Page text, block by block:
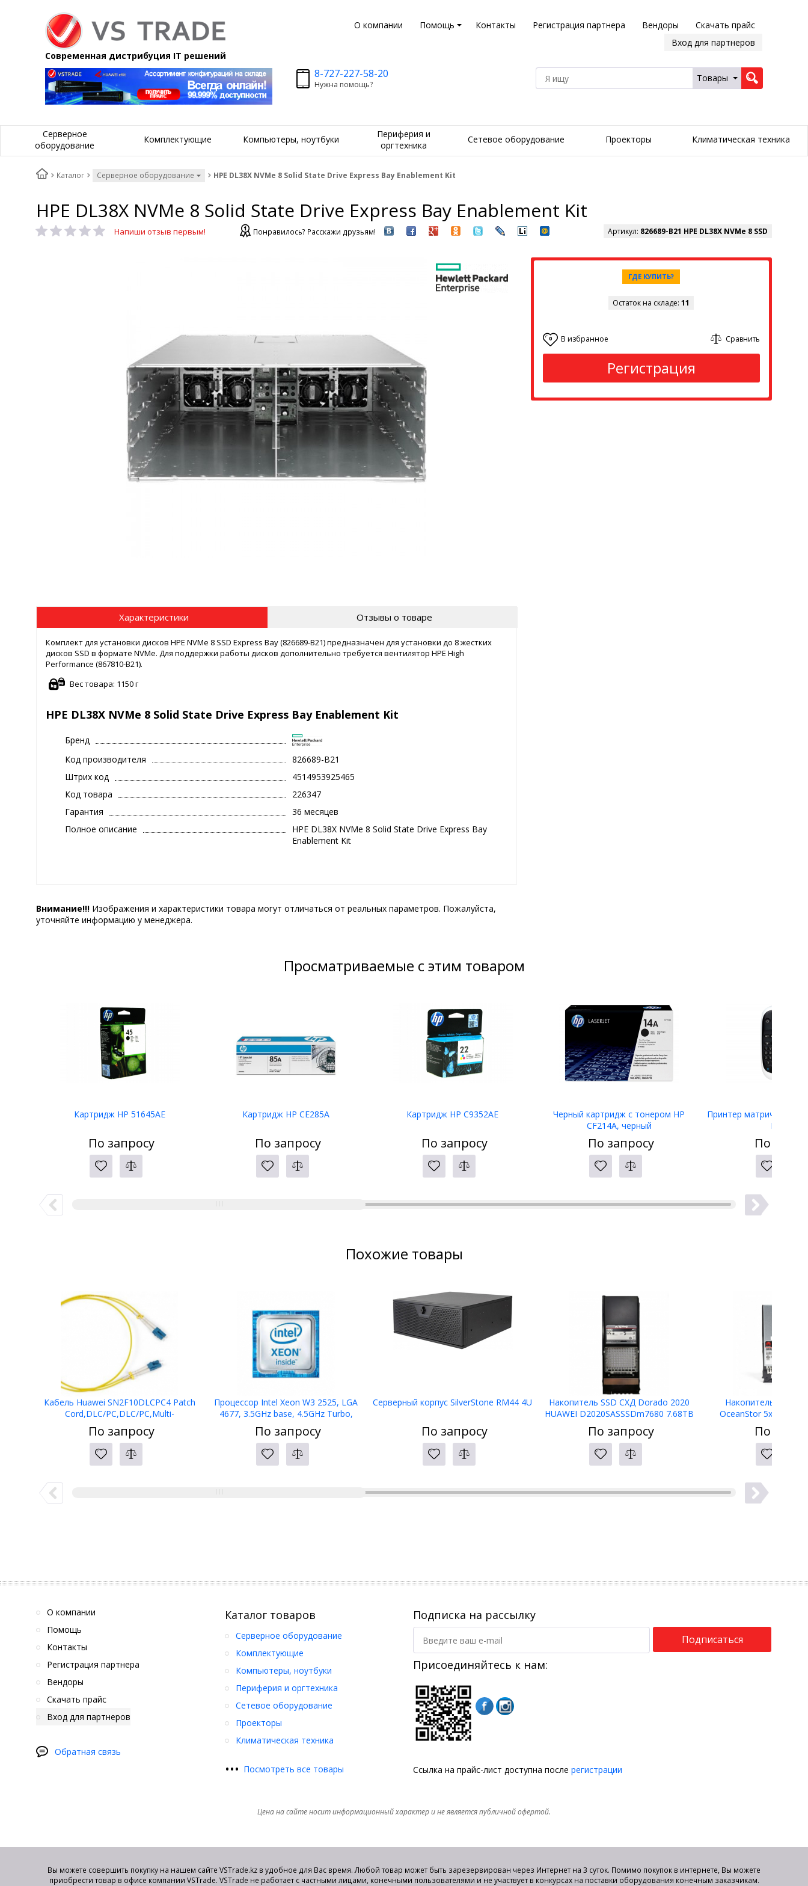
О компании Помощь Контакты Регистрация партнера Вендоры
Скачать прайс
Вход для партнеров
Современная дистрибуция IT решений
8-727-227-58-20
Нужна помощь?
Товары
Серверное
оборудование
Комплектующие Компьютеры, ноутбуки
Периферия и
оргтехника
Сетевое оборудование Проекторы Климатическая техника
Каталог Серверное оборудование HPE DL38X NVMe 8 Solid State Drive Express Bay Enablement Kit
HPE DL38X NVMe 8 Solid State Drive Express Bay Enablement Kit
Напиши отзыв первым! Понравилось? Расскажи друзьям! Артикул: 826689-B21 HPE DL38X NVMe 8 SSD
ГДЕ КУПИТЬ?
Остаток на складе:11
0 В избранное Сравнить
Регистрация
Характеристики Отзывы о товаре
Комплект для установки дисков HPE NVMe 8 SSD Express Bay (826689-B21) предназначен для установки до 8 жестких
дисков SSD в формате NVMe. Для поддержки работы дисков дополнительно требуется вентилятор HPE High
Performance (867810-B21).
Вес товара: 1150 г
HPE DL38X NVMe 8 Solid State Drive Express Bay Enablement Kit
Бренд
Код производителя
826689-B21
Штрих код
4514953925465
Код товара
226347
Гарантия
36 месяцев
Полное описание
HPE DL38X NVMe 8 Solid State Drive Express Bay
Enablement Kit
Внимание!!! Изображения и характеристики товара могут отличаться от реальных параметров. Пожалуйста,
уточняйте информацию у менеджера.
Просматриваемые с этим товаром
Картридж HP 51645AE
По запросу
Картридж HP CE285A
По запросу
Картридж HP C9352AE
По запросу
Черный картридж с тонером HP
CF214A, черный
По запросу
Принтер матричный
LW-400
По
Похожие товары
Кабель Huawei SN2F10DLCPC4 Patch
Cord,DLC/PC,DLC/PC,Multi-
mode,10m,A1a.3,2mm,42mm DLC,OM4
bending insensitive
По запросу
Процессор Intel Xeon W3 2525, LGA
4677, 3.5GHz base, 4.5GHz Turbo,
8С/16Е, 22.5MB L3, PK8071305502400
По запросу
Серверный корпус SilverStone RM44 4U
По запросу
Накопитель SSD СХД Dorado 2020
HUAWEI D2020SASSSDm7680 7.68TB
SSD SAS Disk Unit (2.5") 02356HAU
По запросу
Накопитель SSD
OceanStor 5x20 L1-
3.84TB SSD SAS
02356TMT
По
О компании
Помощь
Контакты
Регистрация партнера
Вендоры
Скачать прайс
Вход для партнеров
Обратная связь
Каталог товаров
Серверное оборудование
Комплектующие
Компьютеры, ноутбуки
Периферия и оргтехника
Сетевое оборудование
Проекторы
Климатическая техника
••• Посмотреть все товары
Подписка на рассылку
Подписаться
Присоединяйтесь к нам:
Ссылка на прайс-лист доступна после регистрации
Цена на сайте носит информационный характер и не является публичной офертой.
Вы можете совершить покупку на нашем сайте VSTrade.kz в удобное для Вас время. Любой товар может быть зарезервирован через Интернет на 3 суток. Помимо покупок в интернете, Вы можете
приобрести товар в офисе компании VSTrade. VSTrade не работает с частными лицами, конечными пользователями и не участвует в конкурсах на поставки оборудования конечным заказчикам.